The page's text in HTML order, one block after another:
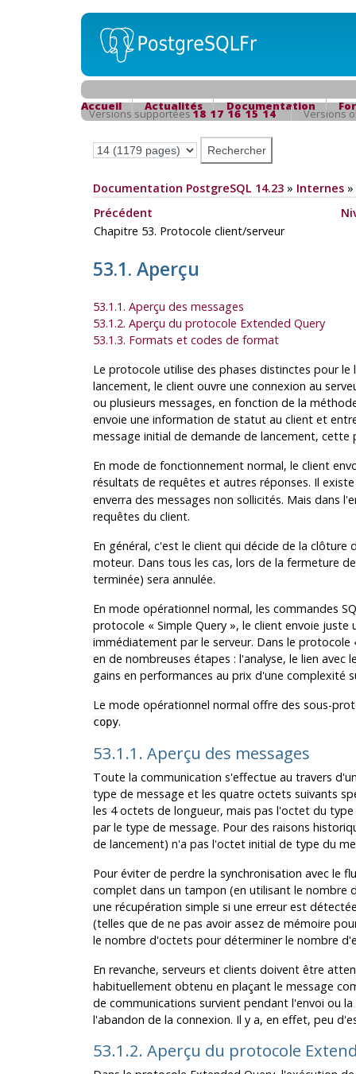
Accueil Actualités Documentation
Versions supportées18 17 16 15 14 Versions
Documentation PostgreSQL 14.23» Internes»
Précédent
Chapitre 53. Protocole client/serveur
53.1. Aperçu
53.1.1. Aperçu des messages
53.1.2. Aperçu du protocole Extended Query
53.1.3. Formats et codes de format
Le protocole utilise des phases distinctes pour
lancement, le client ouvre une connexion au
ou plusieurs messages, en fonction de la
envoie une information de statut au client et
message initial de demande de lancement,
En mode de fonctionnement normal, le client
résultats de requêtes et autres réponses. Il
enverra des messages non sollicités. Mais dans
requêtes du client.
En général, c'est le client qui décide de la
moteur. Dans tous les cas, lors de la fermeture
terminée) sera annulée.
En mode opérationnel normal, les commandes
protocole « Simple Query», le client envoie juste
immédiatement par le serveur. Dans le protocole
en de nombreuses étapes : l'analyse, le lien
gains en performances au prix d'une complexité
Le mode opérationnel normal offre des sous-
copy.
53.1.1. Aperçu des messages
Toute la communication s'effectue au travers
type de message et les quatre octets suivants
les 4 octets de longueur, mais pas l'octet du
par le type de message. Pour des raisons
de lancement) n'a pas l'octet initial de type du
Pour éviter de perdre la synchronisation avec le
complet dans un tampon (en utilisant le
une récupération simple si une erreur est
(telles que de ne pas avoir assez de mémoire
le nombre d'octets pour déterminer le nombre
En revanche, serveurs et clients doivent être
habituellement obtenu en plaçant le message
de communications survient pendant l'envoi ou
l'abandon de la connexion. Il y a, en effet, peu
53.1.2. Aperçu du protocole